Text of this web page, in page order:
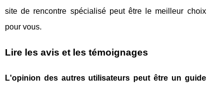
site de rencontre spécialisé peut être le meilleur choix
pour vous.
Lire les avis et les témoignages
L'opinion des autres utilisateurs peut être un guide